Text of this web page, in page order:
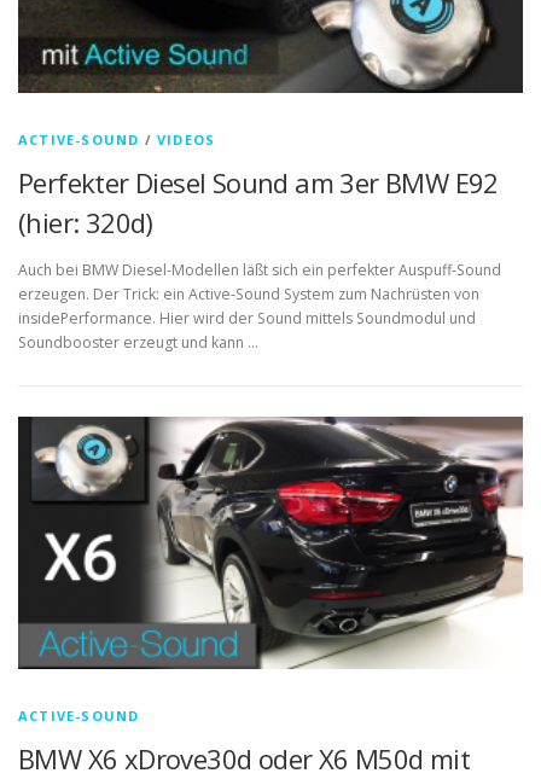
ACTIVE-SOUND /VIDEOS
Perfekter Diesel Sound am 3er BMW E92
(hier: 320d)
Auch bei BMW Diesel-Modellen läßt sich ein perfekter Auspuff-Sound
erzeugen. Der Trick: ein Active-Sound System zum Nachrüsten von
insidePerformance. Hier wird der Sound mittels Soundmodul und
Soundbooster erzeugt und kann …
ACTIVE-SOUND
BMW X6 xDrove30d oder X6 M50d mit